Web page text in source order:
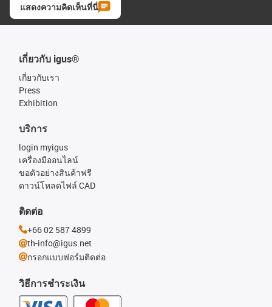
แสดงความคิดเห็นที่นี่
เกี่ยวกับ igus®
เกี่ยวกับเรา
Press
Exhibition
วิธีการชำระเงิน
บริการ
login myigus
เครื่องมืออนไลน์
ขอตัวอย่างสินค้าฟรี
ดาวน์โหลดไฟล์ CAD
ติดต่อ
+66 02 587 4899
th-info@igus.net
กรอกแบบฟอร์มติดต่อ